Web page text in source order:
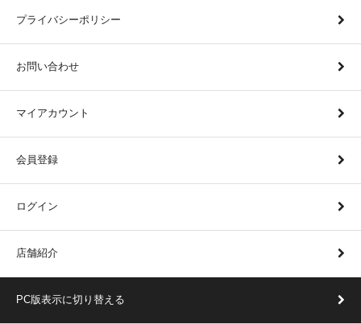
プライバシーポリシー
お問い合わせ
マイアカウント
会員登録
ログイン
店舗紹介
PC版表示に切り替える